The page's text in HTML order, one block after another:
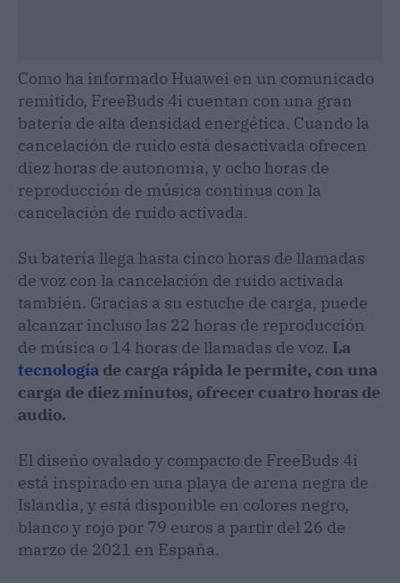
Como ha informado Huawei en un comunicado
remitido, FreeBuds 4i cuentan con una gran
batería de alta densidad energética. Cuando la
cancelación de ruido está desactivada ofrecen
diez horas de autonomía, y ocho horas de
reproducción de música continua con la
cancelación de ruido activada.
Su batería llega hasta cinco horas de llamadas
de voz con la cancelación de ruido activada
también. Gracias a su estuche de carga, puede
alcanzar incluso las 22 horas de reproducción
de música o 14 horas de llamadas de voz. La
tecnología de carga rápida le permite, con una
carga de diez minutos, ofrecer cuatro horas de
audio.
El diseño ovalado y compacto de FreeBuds 4i
está inspirado en una playa de arena negra de
Islandia, y está disponible en colores negro,
blanco y rojo por 79 euros a partir del 26 de
marzo de 2021 en España.